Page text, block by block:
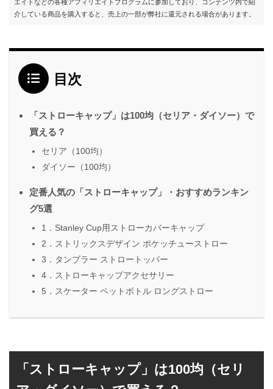
エイトなどの各種アフィリエイトプログラムに参加しており、コンテンツ内で紹
介している商品を購入すると、売上の一部が弊社に還元される場合があります。
目次
「ストローキャップ」は100均（セリア・ダイソー）で
買える？
セリア（100均）
ダイソー（100均）
定番人気の「ストローキャップ」・おすすめランキン
グ5選
1．Stanley Cup用ストローカバーキャップ
2．ストリックスデザイン ポケッチューストロー
3．タンブラー ストロートッパー
4．ストローキャップアクセサリー
5．スケーター ペットボトル ロングストロー
「ストローキャップ」は100均（セリ